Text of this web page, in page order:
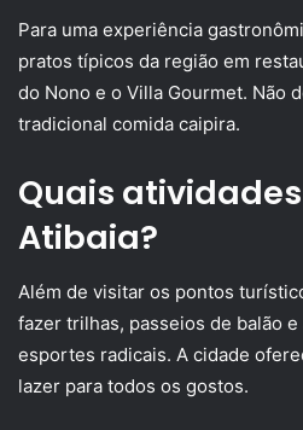
Para uma experiência
pratos típicos da região em
do Nono e o Villa Gourmet. Não
tradicional comida caipira.
Quais
Atibaia?
Além de visitar os pontos
fazer trilhas, passeios de balão
esportes radicais. A cidade
lazer para todos os gostos.